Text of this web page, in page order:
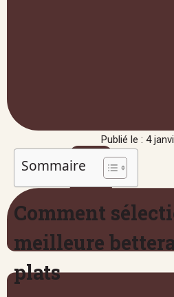
Publié le : 4
Sommaire
Comment
meilleure
plats